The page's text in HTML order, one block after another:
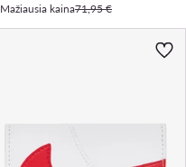
Mažiausia kaina71,95 €